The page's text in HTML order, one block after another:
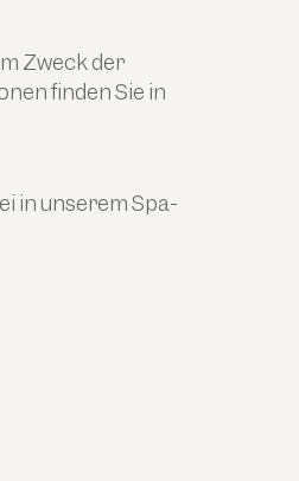
Zweck der
finden Sie in
in unserem Spa-